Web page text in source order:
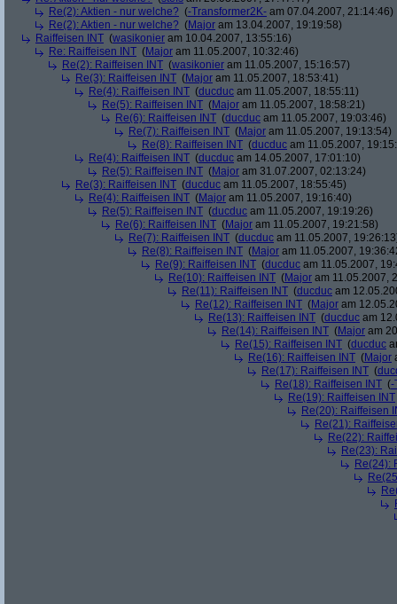
Re(2): Aktien - nur welche? (-Transformer2K- am 07.04.2007, 21:14:46)
Re(2): Aktien - nur welche? (Major am 13.04.2007, 19:19:58)
Raiffeisen INT (wasikonier am 10.04.2007, 13:55:16)
Re: Raiffeisen INT (Major am 11.05.2007, 10:32:46)
Re(2): Raiffeisen INT (wasikonier am 11.05.2007, 15:16:57)
Re(3): Raiffeisen INT (Major am 11.05.2007, 18:53:41)
Re(4): Raiffeisen INT (ducduc am 11.05.2007, 18:55:11)
Re(5): Raiffeisen INT (Major am 11.05.2007, 18:58:21)
Re(6): Raiffeisen INT (ducduc am 11.05.2007, 19:03:46)
Re(7): Raiffeisen INT (Major am 11.05.2007, 19:13:54)
Re(8): Raiffeisen INT (ducduc am 11.05.2007,
Re(4): Raiffeisen INT (ducduc am 14.05.2007, 17:01:10)
Re(5): Raiffeisen INT (Major am 31.07.2007, 02:13:24)
Re(3): Raiffeisen INT (ducduc am 11.05.2007, 18:55:45)
Re(4): Raiffeisen INT (Major am 11.05.2007, 19:16:40)
Re(5): Raiffeisen INT (ducduc am 11.05.2007, 19:19:26)
Re(6): Raiffeisen INT (Major am 11.05.2007, 19:21:58)
Re(7): Raiffeisen INT (ducduc am 11.05.2007,
Re(8): Raiffeisen INT (Major am 11.05.2007,
Re(9): Raiffeisen INT (ducduc am 11.05.2007,
Re(10): Raiffeisen INT (Major am 11.05.2007,
Re(11): Raiffeisen INT (ducduc am
Re(12): Raiffeisen INT (Major am
Re(13): Raiffeisen INT (ducduc am
Re(14): Raiffeisen INT (Major am
Re(15): Raiffeisen INT (ducduc
Re(16): Raiffeisen INT (Major
Re(17): Raiffeisen INT (
Re(18): Raiffeisen INT (-
Re(19): Raiffeisen INT
Re(20): Raiffeisen
Re(21):
Re(22):
Re(23):
Re(24):